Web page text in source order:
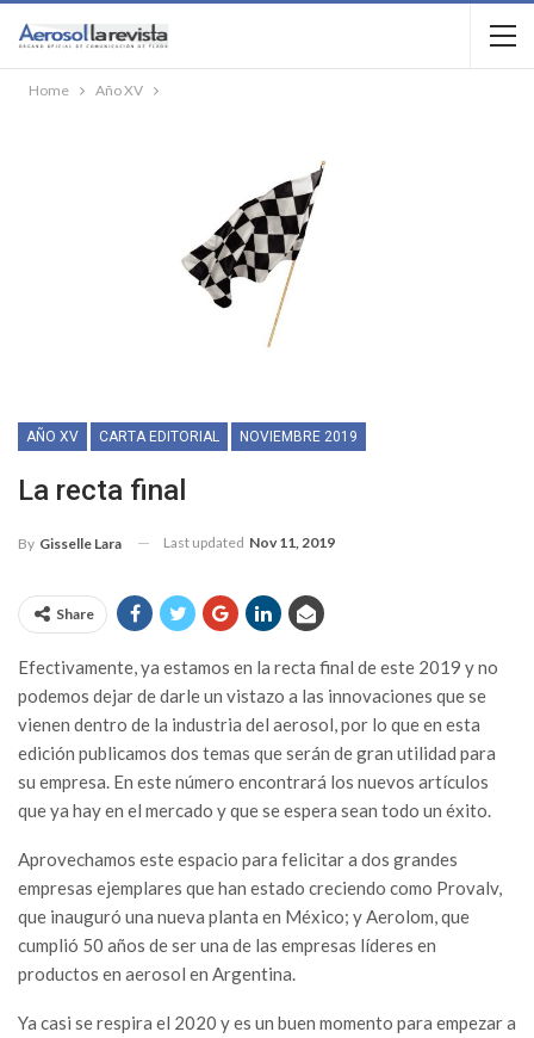
Home Año XV
AÑO XV CARTA EDITORIAL NOVIEMBRE 2019
La recta final
By Gisselle Lara Last updated Nov 11, 2019
Share
Efectivamente, ya estamos en la recta final de este 2019 y no
podemos dejar de darle un vistazo a las innovaciones que se
vienen dentro de la industria del aerosol, por lo que en esta
edición publicamos dos temas que serán de gran utilidad para
su empresa. En este número encontrará los nuevos artículos
que ya hay en el mercado y que se espera sean todo un éxito.
Aprovechamos este espacio para felicitar a dos grandes
empresas ejemplares que han estado creciendo como Provalv,
que inauguró una nueva planta en México; y Aerolom, que
cumplió 50 años de ser una de las empresas líderes en
productos en aerosol en Argentina.
Ya casi se respira el 2020 y es un buen momento para empezar a